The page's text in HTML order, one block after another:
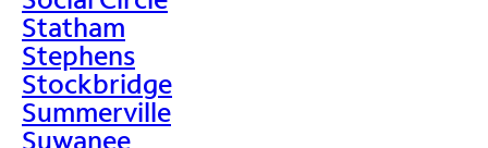
Statham
Stephens
Stockbridge
Summerville
Suwanee